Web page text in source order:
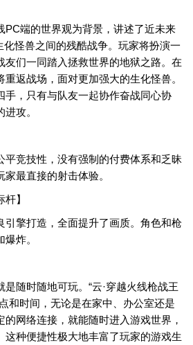
PC端的世界观为背景，讲述了近未来
怪兽之间的残酷战争。玩家将扮演一
友们一同踏入拯救世界的地狱之路。在
返战场，面对更加强大的生化怪兽。
手，只有与队友一起协作奋战同心协
攻。
平竞技性，没有强制的付费体系和乏昧
最直接的射击体验。
】
引擎打造，全面提升了画质。角色和枪
炸。
随时随地可玩。“云·穿越火线枪战王
和时间，无论是在家中、办公室还是
网络连接，就能随时进入游戏世界，
这种便捷性极大地丰富了玩家的游戏生